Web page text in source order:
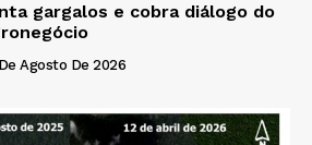
gargalos e cobra diálogo do
Agosto De 2026